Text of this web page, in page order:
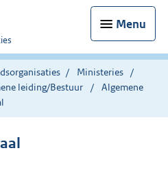
Menu
Ministeries
leiding/Bestuur
Algemene